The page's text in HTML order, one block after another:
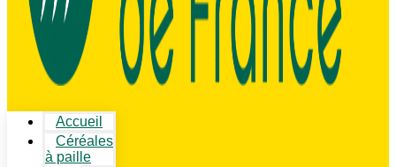
Accueil
Céréales
à paille